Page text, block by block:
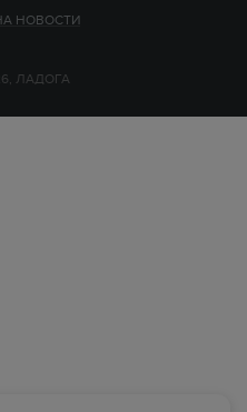
НОВОСТИ
ЛАДОГА